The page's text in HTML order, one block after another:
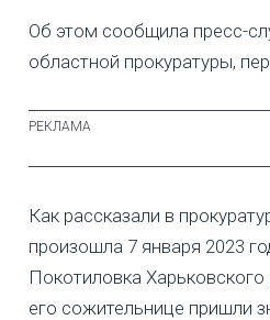
Об этом сообщила пресс-
областной прокуратуры,
Как рассказали в
произошла 7 января 2023
Покотиловка
его сожительнице пришли